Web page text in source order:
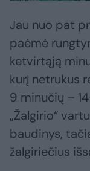
Jau nuo pat
paėmė
ketvirtąją
kurį netrukus
9 minučių –
„Žalgirio“
baudinys,
žalgiriečius